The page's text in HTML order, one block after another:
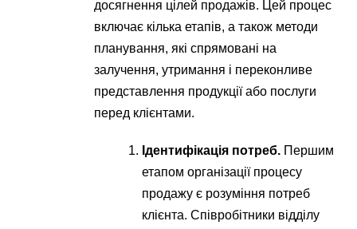
досягнення цілей продажів. Цей процес
включає кілька етапів, а також методи
планування, які спрямовані на
залучення, утримання і переконливе
представлення продукції або послуги
перед клієнтами.
Ідентифікація потреб. Першим
етапом організації процесу
продажу є розуміння потреб
клієнта. Співробітники відділу